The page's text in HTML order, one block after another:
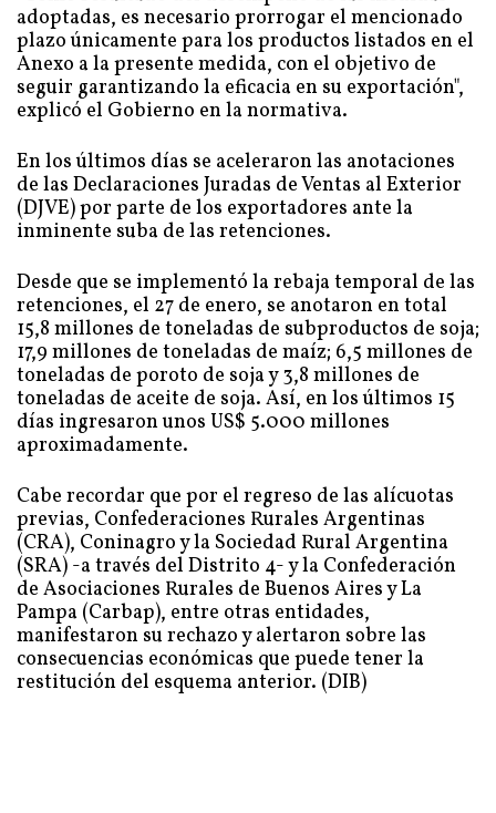
adoptadas, es necesario prorrogar el mencionado
plazo únicamente para los productos listados en el
Anexo a la presente medida, con el objetivo de
seguir garantizando la eficacia en su exportación",
explicó el Gobierno en la normativa.
En los últimos días se aceleraron las anotaciones
de las Declaraciones Juradas de Ventas al Exterior
(DJVE) por parte de los exportadores ante la
inminente suba de las retenciones.
Desde que se implementó la rebaja temporal de las
retenciones, el 27 de enero, se anotaron en total
15,8 millones de toneladas de subproductos de soja;
17,9 millones de toneladas de maíz; 6,5 millones de
toneladas de poroto de soja y 3,8 millones de
toneladas de aceite de soja. Así, en los últimos 15
días ingresaron unos US$ 5.000 millones
aproximadamente.
Cabe recordar que por el regreso de las alícuotas
previas, Confederaciones Rurales Argentinas
(CRA), Coninagro y la Sociedad Rural Argentina
(SRA) -a través del Distrito 4- y la Confederación
de Asociaciones Rurales de Buenos Aires y La
Pampa (Carbap), entre otras entidades,
manifestaron su rechazo y alertaron sobre las
consecuencias económicas que puede tener la
restitución del esquema anterior. (DIB)